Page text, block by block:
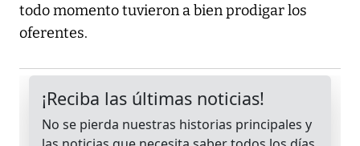
todo momento tuvieron a bien prodigar los
oferentes.